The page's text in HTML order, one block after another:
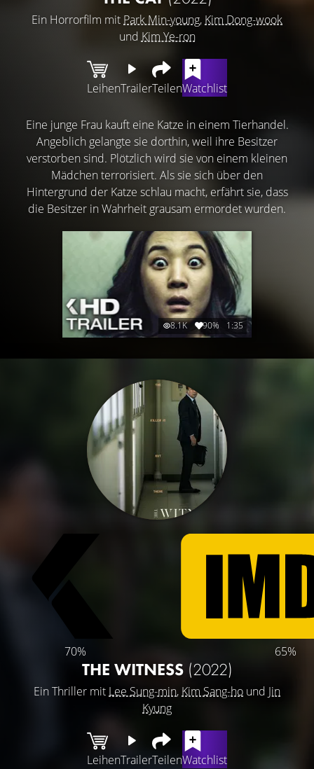
Ein Horrorfilm mit Park Min-young, Kim Dong-wook
und Kim Ye-ron
LeihenTrailerTeilenWatchlist
Eine junge Frau kauft eine Katze in einem Tierhandel.
Angeblich gelangte sie dorthin, weil ihre Besitzer
verstorben sind. Plötzlich wird sie von einem kleinen
Mädchen terrorisiert. Als sie sich über den
Hintergrund der Katze schlau macht, erfährt sie, dass
die Besitzer in Wahrheit grausam ermordet wurden.
8.1K 90% 1:35
70% 65%
THE WITNESS (2022)
Ein Thriller mit Lee Sung-min, Kim Sang-ho und Jin
Kyung
LeihenTrailerTeilenWatchlist